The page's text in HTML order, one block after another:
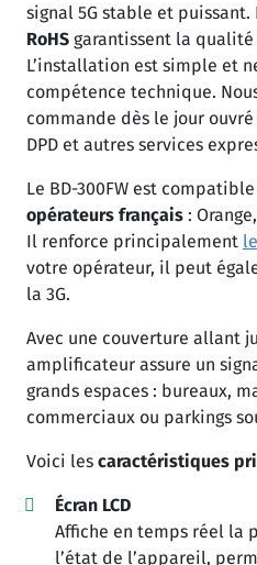
signal 5G stable et
RoHS garantissent la
L’installation est simple et
compétence technique.
commande dès le jour ouvré
DPD et autres services
Le BD-300FW est
opérateurs français :
Il renforce principalement
votre opérateur, il peut
la 3G.
Avec une couverture allant
amplificateur assure un
grands espaces : bureaux,
commerciaux ou parkings
Voici les caractéristiques
Écran LCD
Affiche en temps réel la
l’état de l’appareil,